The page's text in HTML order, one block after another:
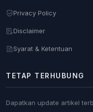
Privacy Policy
Disclaimer
Syarat & Ketentuan
TETAP TERHUBUNG
Dapatkan update artikel